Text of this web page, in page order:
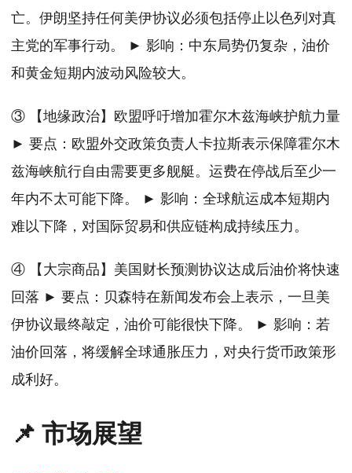
亡。伊朗坚持任何美伊协议必须包括停止以色列对真
主党的军事行动。 ► 影响：中东局势仍复杂，油价
和黄金短期内波动风险较大。
③ 【地缘政治】欧盟呼吁增加霍尔木兹海峡护航力量
► 要点：欧盟外交政策负责人卡拉斯表示保障霍尔木
兹海峡航行自由需要更多舰艇。运费在停战后至少一
年内不太可能下降。 ► 影响：全球航运成本短期内
难以下降，对国际贸易和供应链构成持续压力。
④ 【大宗商品】美国财长预测协议达成后油价将快速
回落 ► 要点：贝森特在新闻发布会上表示，一旦美
伊协议最终敲定，油价可能很快下降。 ► 影响：若
油价回落，将缓解全球通胀压力，对央行货币政策形
成利好。
📌 市场展望